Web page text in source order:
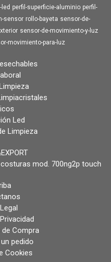
led perfil-superficie-aluminio perfil-
sensor rollo-bayeta sensor-de-
sensor-de-movimiento-y-luz
movimiento-para-luz
Led
Limpieza
mod. 700ng2p touch
Compra
pedido
Cookies